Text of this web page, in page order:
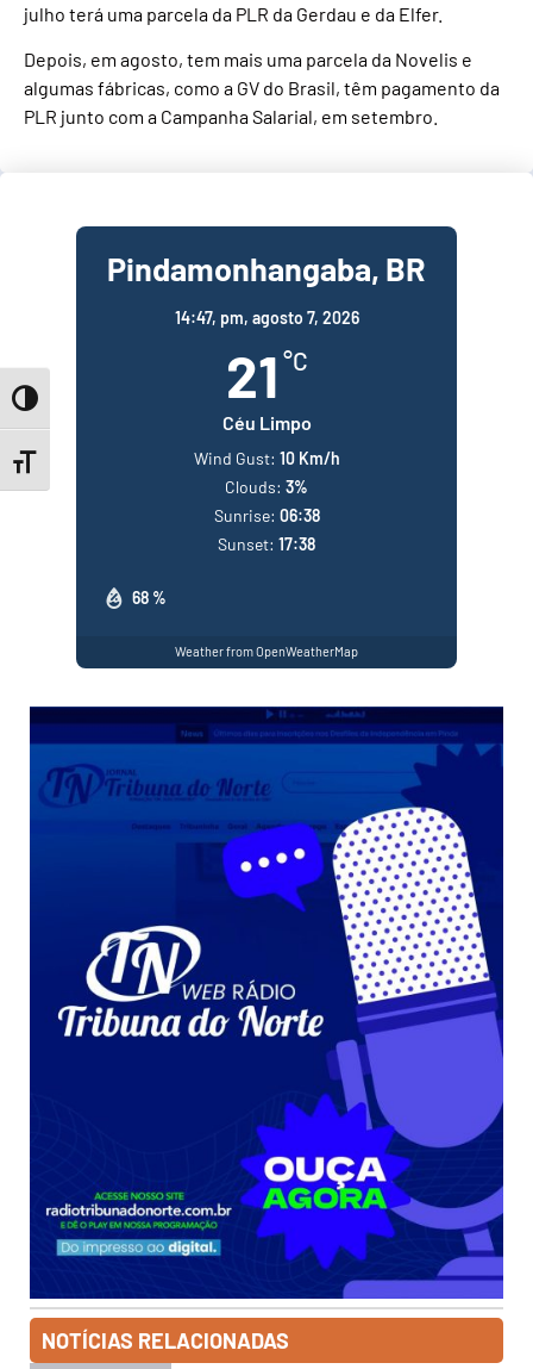
Toggle High Contrast
Toggle Font size
julho terá uma parcela da PLR da Gerdau e da Elfer.
Depois, em agosto, tem mais uma parcela da Novelis e
algumas fábricas, como a GV do Brasil, têm pagamento da
PLR junto com a Campanha Salarial, em setembro.
Pindamonhangaba, BR
14:47, pm, agosto 7, 2026
21 °C
Céu Limpo
68 %
Wind Gust: 10 Km/h
Clouds: 3%
Sunrise: 06:38
Sunset: 17:38
Weather from OpenWeatherMap
NOTÍCIAS RELACIONADAS